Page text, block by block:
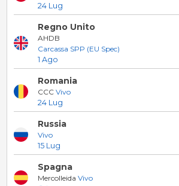
24 Lug
Regno Unito
AHDB
Carcassa SPP (EU Spec)
1 Ago
Romania
CCCVivo
24 Lug
Russia
Vivo
15 Lug
Spagna
MercolleidaVivo